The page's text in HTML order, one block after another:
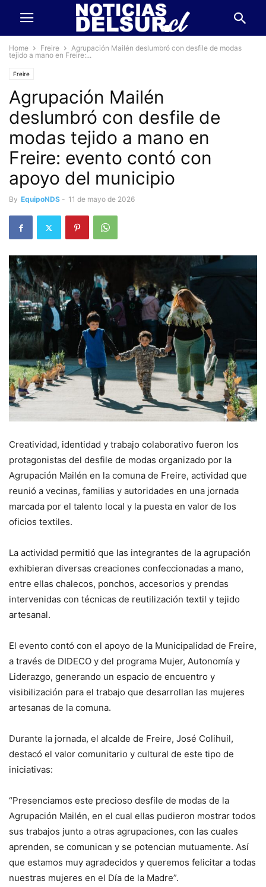
Home Freire
Agrupación Mailén deslumbró con desfile de modas
tejido a mano en Freire:...
Freire
Agrupación Mailén
deslumbró con desfile de
modas tejido a mano en
Freire: evento contó con
apoyo del municipio
By EquipoNDS - 11 de mayo de 2026
Creatividad, identidad y trabajo colaborativo fueron los
protagonistas del desfile de modas organizado por la
Agrupación Mailén en la comuna de Freire, actividad que
reunió a vecinas, familias y autoridades en una jornada
marcada por el talento local y la puesta en valor de los
oficios textiles.
La actividad permitió que las integrantes de la agrupación
exhibieran diversas creaciones confeccionadas a mano,
entre ellas chalecos, ponchos, accesorios y prendas
intervenidas con técnicas de reutilización textil y tejido
artesanal.
El evento contó con el apoyo de la Municipalidad de Freire,
a través de DIDECO y del programa Mujer, Autonomía y
Liderazgo, generando un espacio de encuentro y
visibilización para el trabajo que desarrollan las mujeres
artesanas de la comuna.
Durante la jornada, el alcalde de Freire, José Colihuil,
destacó el valor comunitario y cultural de este tipo de
iniciativas:
“Presenciamos este precioso desfile de modas de la
Agrupación Mailén, en el cual ellas pudieron mostrar todos
sus trabajos junto a otras agrupaciones, con las cuales
aprenden, se comunican y se potencian mutuamente. Así
que estamos muy agradecidos y queremos felicitar a todas
nuestras mujeres en el Día de la Madre”.